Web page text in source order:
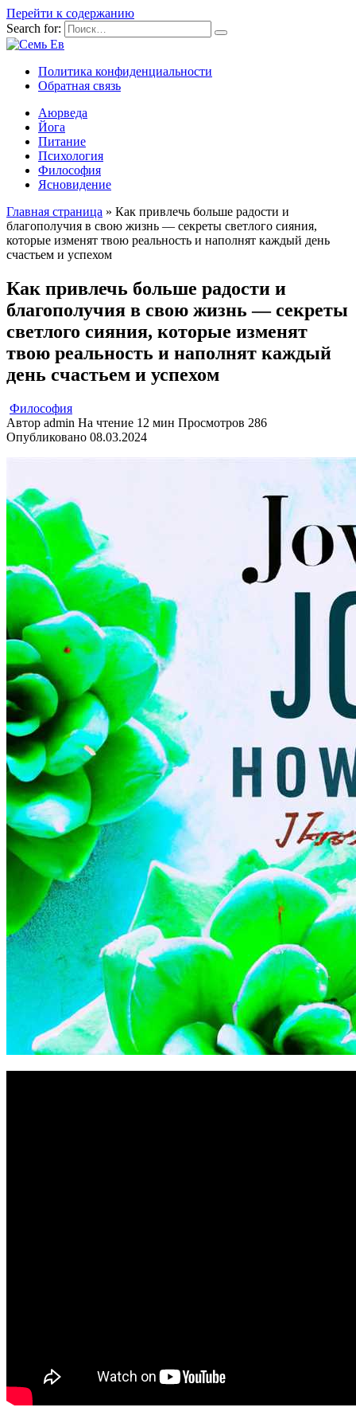
Перейти к содержанию
Search for:
Политика конфиденциальности
Обратная связь
Аюрведа
Йога
Питание
Психология
Философия
Ясновидение
Главная страница » Как привлечь больше радости и
благополучия в свою жизнь — секреты светлого сияния,
которые изменят твою реальность и наполнят каждый день
счастьем и успехом
Как привлечь больше радости и
благополучия в свою жизнь — секреты
светлого сияния, которые изменят
твою реальность и наполнят каждый
день счастьем и успехом
Философия
Автор admin На чтение 12 мин Просмотров 286
Опубликовано 08.03.2024